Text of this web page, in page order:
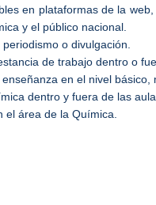
en plataformas de la
y el público nacional.
o divulgación.
de trabajo dentro o
en el nivel básico,
dentro y fuera de las
el área de la Química.